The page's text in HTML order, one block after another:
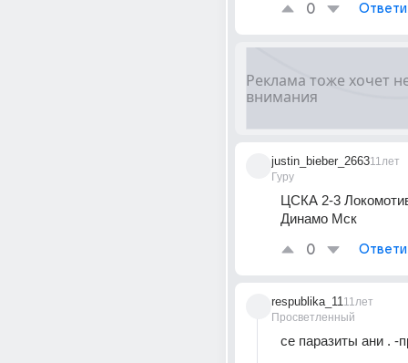
0
justin_bieber_2663
Гуру
11лет
ЦСКА 2-3
Динамо Мск
0
respublika_11
Просветленный
11лет
се паразиты ани . -